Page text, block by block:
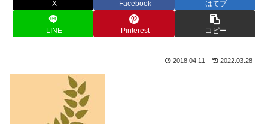
X Facebook はてブ
LINE Pinterest コピー
2018.04.11 2022.03.28